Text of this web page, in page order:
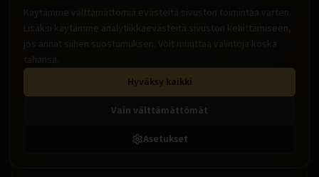
Käytämme välttämättömiä evästeitä sivuston toimintaa varten.
Lisäksi käytämme analytiikkaevästeitä sivuston kehittämiseen,
jos annat siihen suostumuksen. Voit muuttaa valintoja koska
tahansa.
Hyväksy kaikki
Vain välttämättömät
Asetukset